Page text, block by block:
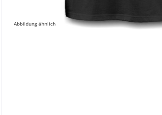
Abbildung ähnlich